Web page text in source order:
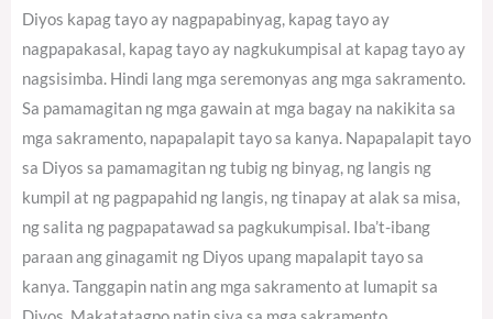
Diyos kapag tayo ay nagpapabinyag, kapag tayo ay
nagpapakasal, kapag tayo ay nagkukumpisal at kapag tayo ay
nagsisimba. Hindi lang mga seremonyas ang mga sakramento.
Sa pamamagitan ng mga gawain at mga bagay na nakikita sa
mga sakramento, napapalapit tayo sa kanya. Napapalapit tayo
sa Diyos sa pamamagitan ng tubig ng binyag, ng langis ng
kumpil at ng pagpapahid ng langis, ng tinapay at alak sa misa,
ng salita ng pagpapatawad sa pagkukumpisal. Iba’t-ibang
paraan ang ginagamit ng Diyos upang mapalapit tayo sa
kanya. Tanggapin natin ang mga sakramento at lumapit sa